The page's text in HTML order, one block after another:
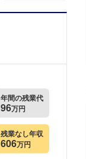
年間の残業代
96万円
残業なし年収
606万円